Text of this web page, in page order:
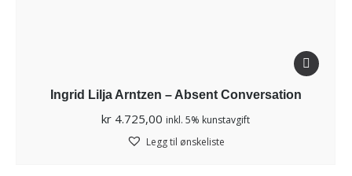
Ingrid Lilja Arntzen – Absent Conversation
kr 4.725,00 inkl. 5% kunstavgift
Legg til ønskeliste